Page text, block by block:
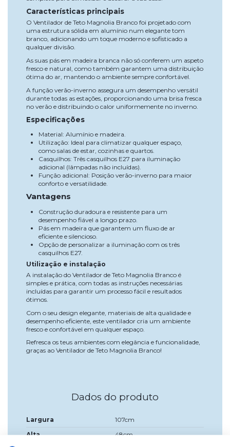
Características principais
O Ventilador de Teto Magnolia Branco foi projetado com
uma estrutura sólida em alumínio num elegante tom
branco, adicionando um toque moderno e sofisticado a
qualquer divisão.
As suas pás em madeira branca não só conferem um aspeto
fresco e natural, como também garantem uma distribuição
ótima do ar, mantendo o ambiente sempre confortável.
A função verão-inverno assegura um desempenho versátil
durante todas as estações, proporcionando uma brisa fresca
no verão e distribuindo o calor uniformemente no inverno.
Especificações
Material: Alumínio e madeira.
Utilização: Ideal para climatizar qualquer espaço,
como salas de estar, cozinhas e quartos.
Casquilhos: Três casquilhos E27 para iluminação
adicional (lâmpadas não incluídas).
Função adicional: Posição verão-inverno para maior
conforto e versatilidade.
Vantagens
Construção duradoura e resistente para um
desempenho fiável a longo prazo.
Pás em madeira que garantem um fluxo de ar
eficiente e silencioso.
Opção de personalizar a iluminação com os três
casquilhos E27.
Utilização e instalação
A instalação do Ventilador de Teto Magnolia Branco é
simples e prática, com todas as instruções necessárias
incluídas para garantir um processo fácil e resultados
ótimos.
Com o seu design elegante, materiais de alta qualidade e
desempenho eficiente, este ventilador cria um ambiente
fresco e confortável em qualquer espaço.
Refresca os teus ambientes com elegância e funcionalidade,
graças ao Ventilador de Teto Magnolia Branco!
Dados do produto
Largura
107cm
Alta
48cm